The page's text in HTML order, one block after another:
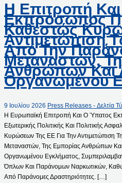
Η Επιτροπή
Εκπρόσωπος
Καθεστώς
Αντιμετώπιση
Από Την
Μεταναστών,
Ανθρώπων Και
Οργανωμένου
9 Ιουλίου 2026 Press Releases - Δελτία
Η Ευρωπαϊκή Επιτροπή Και Ο Ύπατος
Εξωτερικής Πολιτικής Και Πολιτικής
Κυρώσεων Της ΕΕ Για Την Αντιμετώπιση
Μεταναστών, Της Εμπορίας Ανθρώπων
Οργανωμένου Εγκλήματος,
Όπλων Και Παράνομων Ναρκωτικών,
Από Παράνομες Δραστηριότητες. […]